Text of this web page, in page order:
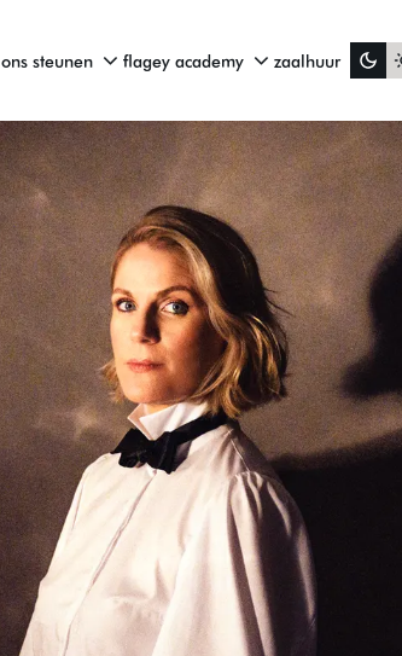
ons steunen flagey academy zaalhuur